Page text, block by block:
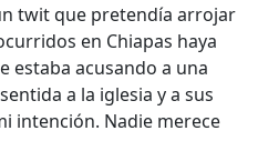
twit que pretendía arrojar
en Chiapas haya
estaba acusando a una
a la iglesia y a sus
intención. Nadie merece